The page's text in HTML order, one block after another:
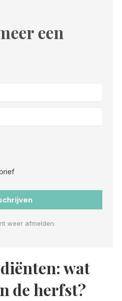
een
weer afmelden.
wat
de herfst?